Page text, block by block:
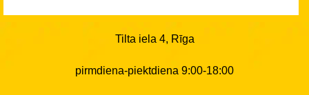
Tilta iela 4, Rīga
pirmdiena-piektdiena 9:00-18:00